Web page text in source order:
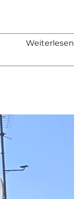
Weiterlesen